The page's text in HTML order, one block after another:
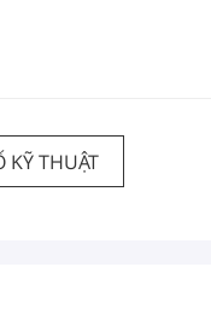
KỸ THUẬT